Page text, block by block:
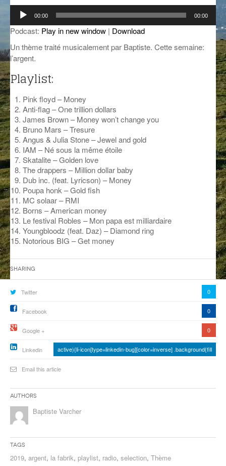
GROOVE N SUN
IL ÉTAIT UNE FOIS
L’ASTUCE DE LA PORTE EN BOIS
LA FABRIK POÉTIK
LA SOUTERRAINE
MUSIQUE DES ANTIPODES
NOS ANCIENS
SONORIK
THEME FORCE
ZIRCONIUM
ANCIENNES ÉMISSIONS
PLUS DE MIX
Lecteur
audio
00:00 00:00
Podcast: Play in new window | Download
Un thème traité musicalement par Baptiste. Cette semaine:
l’argent.
Playlist:
Pink floyd – Money
Anti-flag – One trillion dollars
James Brown – Money won’t change you
Bruno Mars – Tresure
Angus & Julia Stone – Jewel and gold
IAM – Né sous la même étoile
Skatalite – Golden love
The drappers – Million dollar baby
Dub inc. (feat. Lyricson) – Money
Poupa honk – Gold fish
MC solaar – RMI
Borns – American money
Le festival Robles – Mon papa est milliardaire
Youngbloodz (feat. Daz) – Diamond ring
Notorious BIG – Get money
Sharing
Twitter 0
Facebook 0
Google + 0
Linkedin active){li-icon[type=linkedin-bug][color=inverse] .background{fill
Email this article
Authors
Baptiste Varcher
Tags
2019, argent, la fabrik, playlist, radio, selection, Thème